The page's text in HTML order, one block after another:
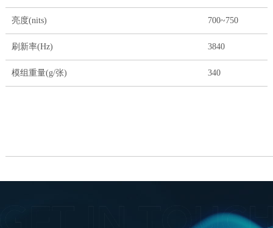
亮度(nits) 700~750
刷新率(Hz) 3840
模组重量(g/张) 340